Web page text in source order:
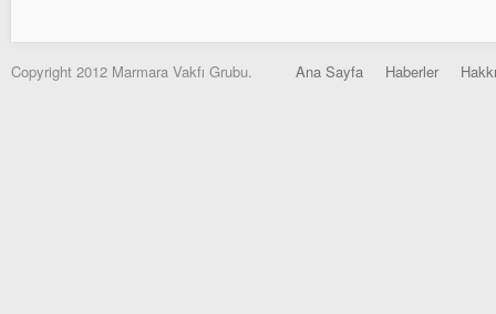
Copyright 2012 Marmara Vakfı Grubu. Ana Sayfa Haberler